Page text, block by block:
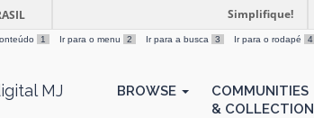
Simplifique!
1 Ir para o menu 2 Ir para a busca 3 Ir para o rodapé 4
MJ BROWSE
COMMUNITIES
&